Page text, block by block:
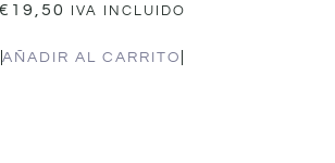
19,50 IVA INCLUIDO
AÑADIR AL CARRITO